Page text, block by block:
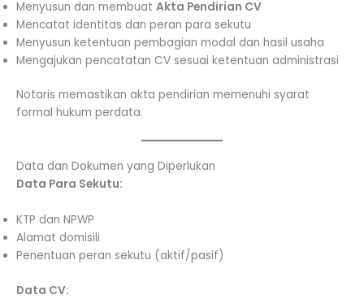
Menyusun dan membuat Akta Pendirian CV
Mencatat identitas dan peran para sekutu
Menyusun ketentuan pembagian modal dan hasil usaha
Mengajukan pencatatan CV sesuai ketentuan administrasi
Notaris memastikan akta pendirian memenuhi syarat
formal hukum perdata.
Data dan Dokumen yang Diperlukan
Data Para Sekutu:
KTP dan NPWP
Alamat domisili
Penentuan peran sekutu (aktif/pasif)
Data CV: